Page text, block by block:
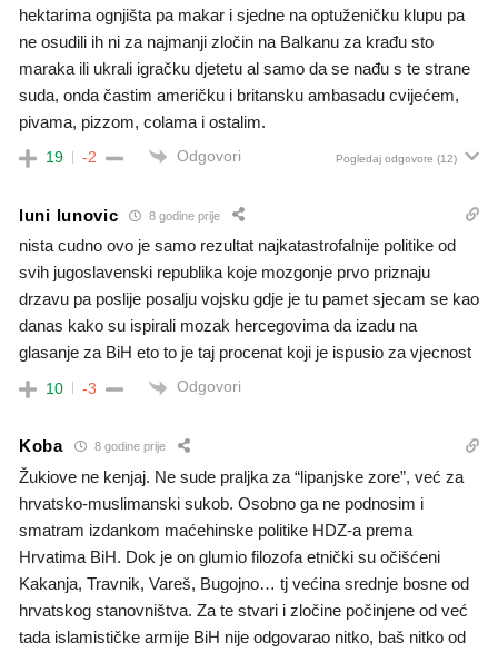
hektarima ognjišta pa makar i sjedne na optuženičku klupu pa
ne osudili ih ni za najmanji zločin na Balkanu za krađu sto
maraka ili ukrali igračku djetetu al samo da se nađu s te strane
suda, onda častim američku i britansku ambasadu cvijećem,
pivama, pizzom, colama i ostalim.
19 -2 Odgovori Pogledaj odgovore (12)
luni lunovic 8 godine prije
nista cudno ovo je samo rezultat najkatastrofalnije politike od
svih jugoslavenski republika koje mozgonje prvo priznaju
drzavu pa poslije posalju vojsku gdje je tu pamet sjecam se kao
danas kako su ispirali mozak hercegovima da izadu na
glasanje za BiH eto to je taj procenat koji je ispusio za vjecnost
10 -3 Odgovori
Koba 8 godine prije
Žukiove ne kenjaj. Ne sude praljka za “lipanjske zore”, već za
hrvatsko-muslimanski sukob. Osobno ga ne podnosim i
smatram izdankom maćehinske politike HDZ-a prema
Hrvatima BiH. Dok je on glumio filozofa etnički su očišćeni
Kakanja, Travnik, Vareš, Bugojno… tj većina srednje bosne od
hrvatskog stanovništva. Za te stvari i zločine počinjene od već
tada islamističke armije BiH nije odgovarao nitko, baš nitko od